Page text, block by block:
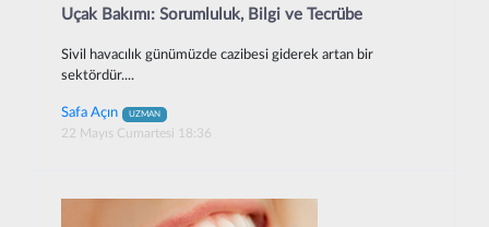
Uçak Bakımı: Sorumluluk, Bilgi ve Tecrübe
Sivil havacılık günümüzde cazibesi giderek artan bir
sektördür....
Safa Açın UZMAN
22 Mayıs Cumartesi 18:36